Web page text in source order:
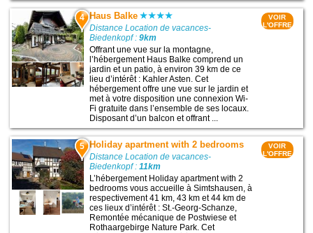
4 Haus Balke
Distance Location de vacances-
Biedenkopf :9km
Offrant une vue sur la montagne,
l’hébergement Haus Balke comprend un
jardin et un patio, à environ 39 km de ce
lieu d’intérêt : Kahler Asten. Cet
hébergement offre une vue sur le jardin et
met à votre disposition une connexion Wi-
Fi gratuite dans l’ensemble de ses locaux.
Disposant d’un balcon et offrant ...
VOIR
L'OFFRE
5 Holiday apartment with 2 bedrooms
Distance Location de vacances-
Biedenkopf :11km
L’hébergement Holiday apartment with 2
bedrooms vous accueille à Simtshausen, à
respectivement 41 km, 43 km et 44 km de
ces lieux d’intérêt : St.-Georg-Schanze,
Remontée mécanique de Postwiese et
Rothaargebirge Nature Park. Cet
VOIR
L'OFFRE